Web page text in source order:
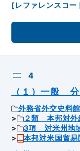
[レファレンスコー
4
（１）一般 分
外務省外交史料館
２類 本邦対外
3項 対米州地
本邦対米国貿